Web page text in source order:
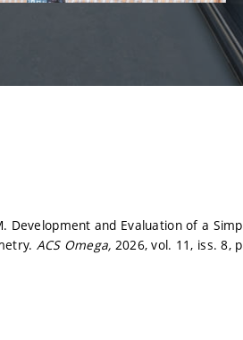
Development and Evaluation of a
ACS Omega, 2026, vol. 11, iss. 8,